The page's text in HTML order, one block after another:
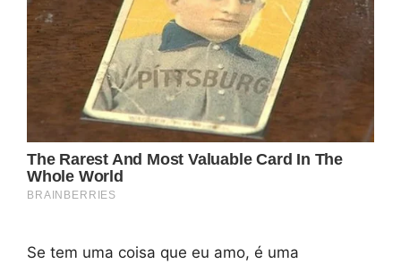
Se tem uma coisa que eu amo, é uma